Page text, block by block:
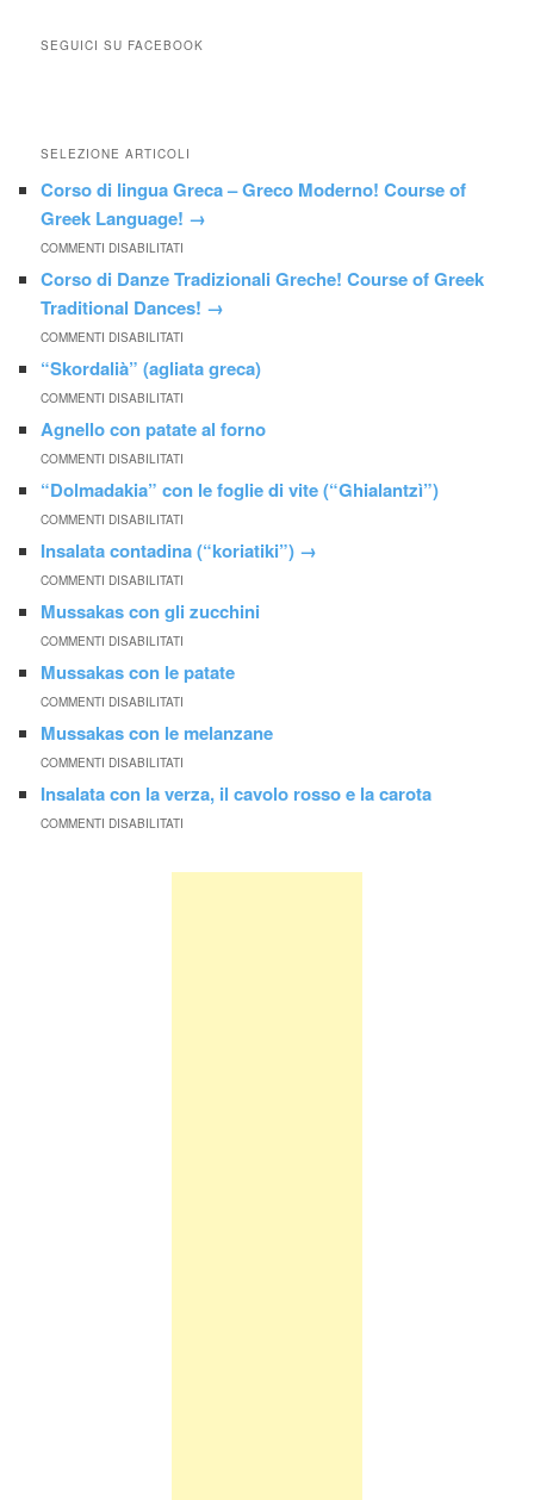
SEGUICI SU FACEBOOK
SELEZIONE ARTICOLI
Corso di lingua Greca – Greco Moderno! Course of
Greek Language! →
COMMENTI DISABILITATI
Corso di Danze Tradizionali Greche! Course of Greek
Traditional Dances! →
COMMENTI DISABILITATI
“Skordalià” (agliata greca)
COMMENTI DISABILITATI
Agnello con patate al forno
COMMENTI DISABILITATI
“Dolmadakia” con le foglie di vite (“Ghialantzì”)
COMMENTI DISABILITATI
Insalata contadina (“koriatiki”) →
COMMENTI DISABILITATI
Mussakas con gli zucchini
COMMENTI DISABILITATI
Mussakas con le patate
COMMENTI DISABILITATI
Mussakas con le melanzane
COMMENTI DISABILITATI
Insalata con la verza, il cavolo rosso e la carota
COMMENTI DISABILITATI